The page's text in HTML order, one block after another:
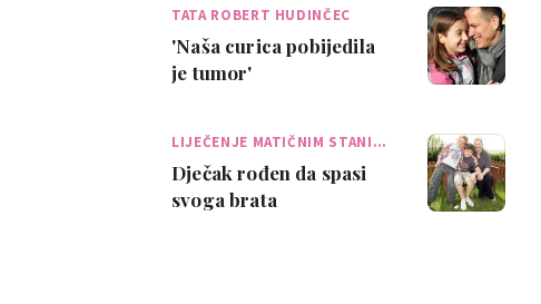
TATA ROBERT HUDINČEC
'Naša curica pobijedila
je tumor'
LIJEČENJE MATIČNIM STANI…
Dječak rođen da spasi
svoga brata